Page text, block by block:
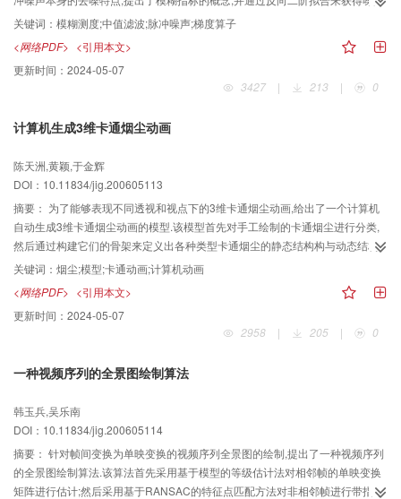
的强度信息;（2）引入了反映图像边缘信息的Prewitt梯度算子,并通过实验来得
到合适的梯度阚值,以更好地保持图像的边缘等细节信息.通过将该算法与传统的
中值滤波、基于排序阈值的开关中值滤波以及Sorin Zoican提出的改进的中值滤
波进行的对比实验表明,该算法对噪声的强度有很好的估计,不仅提高了噪声去除
的自适应性,尤其对含噪声多的图像的处理效果更为理想.
关键词： 模糊测度;中值滤波;脉冲噪声;梯度算子
<网络PDF> <引用本文>
更新时间： 2024-05-07
3427
| 213 | 0
计算机生成3维卡通烟尘动画
陈天洲,黄颖,于金辉
DOI：10.11834/jig.200605113
摘要： 为了能够表现不同透视和视点下的3维卡通烟尘动画,给出了一个计算机
自动生成3维卡通烟尘动画的模型.该模型首先对手工绘制的卡通烟尘进行分类,
然后通过构建它们的骨架来定义出各种类型卡通烟尘的静态结构构与动态结构,
最后在骨架的基础上,通过简单的模型绘制出卡通烟尘的形态.该模型的特点是把
骨架定义在3维空间上,这不仅仅可以表现不同透视和视点下的各种卡通烟尘效
果,而且避免了手工绘制相应动画效果时的重复劳动.
关键词： 烟尘;模型;卡通动画;计算机动画
<网络PDF> <引用本文>
更新时间： 2024-05-07
2958
| 205 | 0
一种视频序列的全景图绘制算法
韩玉兵,吴乐南
DOI：10.11834/jig.200605114
摘要： 针对帧间变换为单映变换的视频序列全景图的绘制,提出了一种视频序列
的全景图绘制算法.该算法首先采用基于模型的等级估计法对相邻帧的单映变换
矩阵进行估计;然后采用基于RANSAC的特征点匹配方法对非相邻帧进行带指导